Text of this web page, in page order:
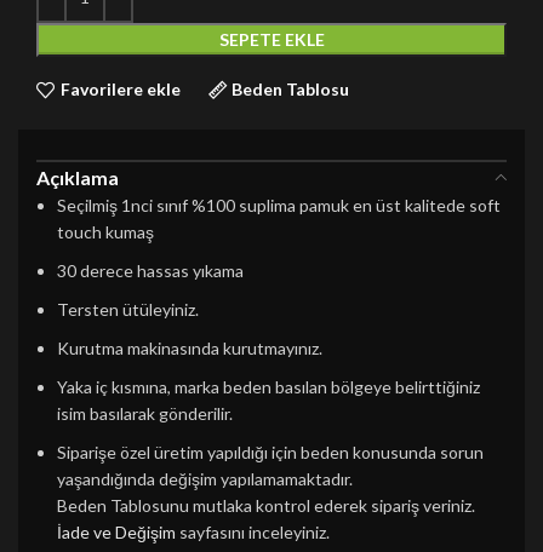
SEPETE EKLE
Favorilere ekle Beden Tablosu
Açıklama
Seçilmiş 1nci sınıf %100 suplima pamuk en üst kalitede soft
touch kumaş
30 derece hassas yıkama
Tersten ütüleyiniz.
Kurutma makinasında kurutmayınız.
Yaka iç kısmına, marka beden basılan bölgeye belirttiğiniz
isim basılarak gönderilir.
Siparişe özel üretim yapıldığı için beden konusunda sorun
yaşandığında değişim yapılamamaktadır.
Beden Tablosunu mutlaka kontrol ederek sipariş veriniz.
İade ve Değişim sayfasını inceleyiniz.